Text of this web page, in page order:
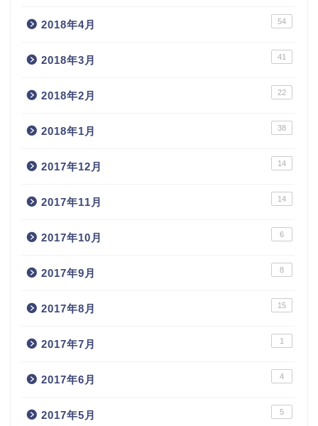
2018年4月 54
2018年3月 41
2018年2月 22
2018年1月 38
2017年12月 14
2017年11月 14
2017年10月 6
2017年9月 8
2017年8月 15
2017年7月 1
2017年6月 4
2017年5月 5